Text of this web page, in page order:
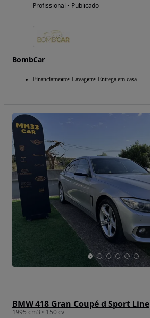
Profissional • Publicado
BombCar
Financiamento Lavagem Entrega em casa
BMW 418 Gran Coupé d Sport Line
1995 cm3 • 150 cv